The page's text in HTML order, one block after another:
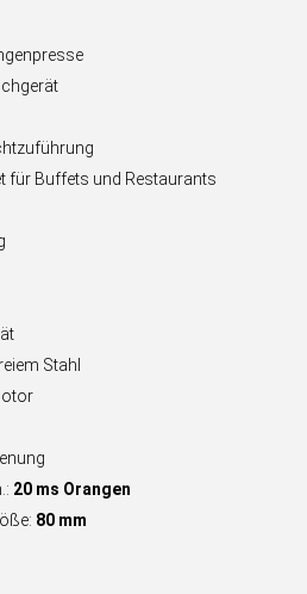
für Buffets und Restaurants
Stahl
20 ms Orangen
80 mm